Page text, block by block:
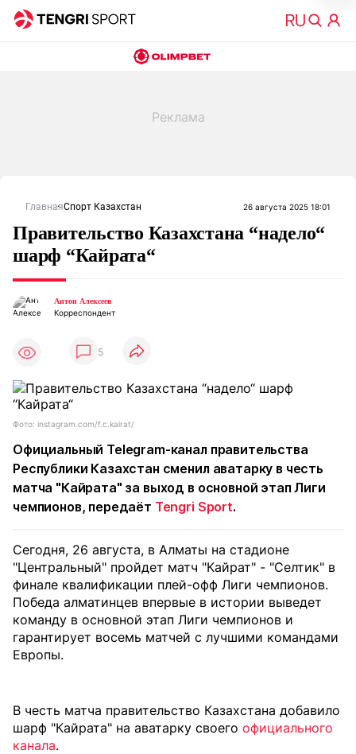
ГлавнаяСпорт Казахстан 26 августа 2025 18:01
Правительство Казахстана “надело“
шарф “Кайрата“
Антон Алексеев
Корреспондент
5
Фото: instagram.com/f.c.kairat/
Официальный Telegram-канал правительства
Республики Казахстан сменил аватарку в честь
матча "Кайрата" за выход в основной этап Лиги
чемпионов, передаёт Tengri Sport.
Сегодня, 26 августа, в Алматы на стадионе
"Центральный" пройдет матч "Кайрат" - "Селтик" в
финале квалификации плей-офф Лиги чемпионов.
Победа алматинцев впервые в истории выведет
команду в основной этап Лиги чемпионов и
гарантирует восемь матчей с лучшими командами
Европы.
В честь матча правительство Казахстана добавило
шарф "Кайрата" на аватарку своего официального
канала.